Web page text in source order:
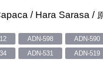
/ Hara Sarasa /
ADN-598 ADN-590
ADN-531 ADN-519